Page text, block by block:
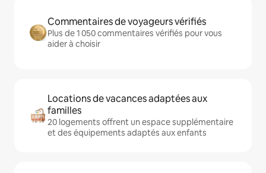
Commentaires de voyageurs vérifiés
Plus de 1 050 commentaires vérifiés pour vous
aider à choisir
Locations de vacances adaptées aux
familles
20 logements offrent un espace supplémentaire
et des équipements adaptés aux enfants